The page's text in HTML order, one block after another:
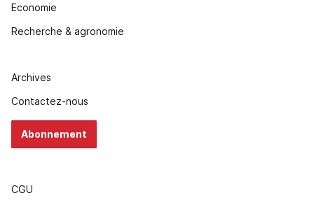
Economie
Recherche & agronomie
Archives
Contactez-nous
Abonnement
CGU